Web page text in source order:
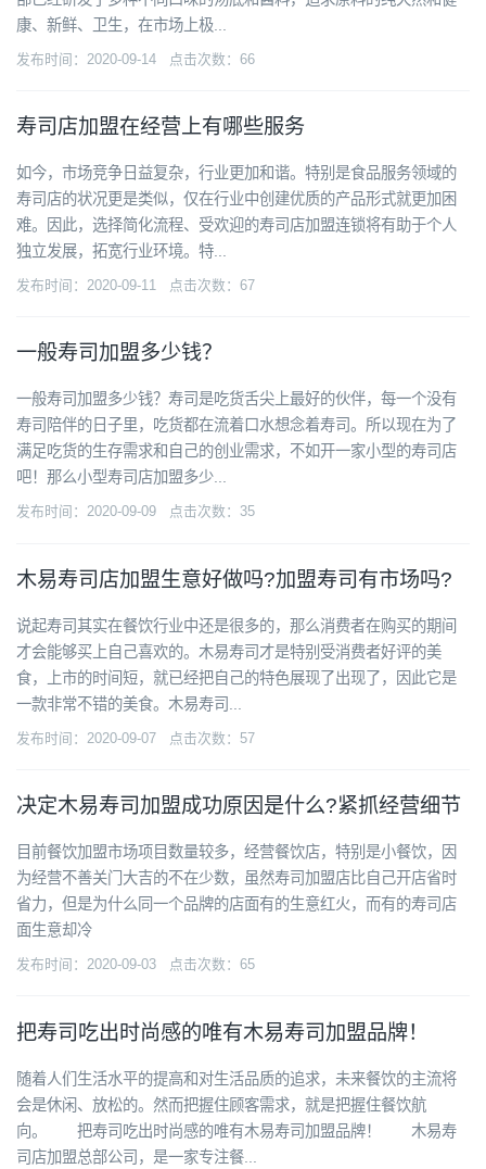
康、新鲜、卫生，在市场上极...
发布时间：2020-09-14 点击次数：66
寿司店加盟在经营上有哪些服务
如今，市场竞争日益复杂，行业更加和谐。特别是食品服务领域的
寿司店的状况更是类似，仅在行业中创建优质的产品形式就更加困
难。因此，选择简化流程、受欢迎的寿司店加盟连锁将有助于个人
独立发展，拓宽行业环境。特...
发布时间：2020-09-11 点击次数：67
一般寿司加盟多少钱？
一般寿司加盟多少钱？寿司是吃货舌尖上最好的伙伴，每一个没有
寿司陪伴的日子里，吃货都在流着口水想念着寿司。所以现在为了
满足吃货的生存需求和自己的创业需求，不如开一家小型的寿司店
吧！那么小型寿司店加盟多少...
发布时间：2020-09-09 点击次数：35
木易寿司店加盟生意好做吗?加盟寿司有市场吗?
说起寿司其实在餐饮行业中还是很多的，那么消费者在购买的期间
才会能够买上自己喜欢的。木易寿司才是特别受消费者好评的美
食，上市的时间短，就已经把自己的特色展现了出现了，因此它是
一款非常不错的美食。木易寿司...
发布时间：2020-09-07 点击次数：57
决定木易寿司加盟成功原因是什么?紧抓经营细节
目前餐饮加盟市场项目数量较多，经营餐饮店，特别是小餐饮，因
为经营不善关门大吉的不在少数，虽然寿司加盟店比自己开店省时
省力，但是为什么同一个品牌的店面有的生意红火，而有的寿司店
面生意却冷
发布时间：2020-09-03 点击次数：65
把寿司吃出时尚感的唯有木易寿司加盟品牌！
随着人们生活水平的提高和对生活品质的追求，未来餐饮的主流将
会是休闲、放松的。然而把握住顾客需求，就是把握住餐饮航
向。 把寿司吃出时尚感的唯有木易寿司加盟品牌！ 木易寿
司店加盟总部公司，是一家专注餐...